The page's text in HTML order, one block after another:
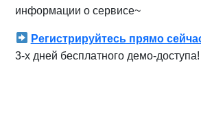
информации о сервисе~
Регистрируйтесь прямо
3-х дней бесплатного демо-доступа!